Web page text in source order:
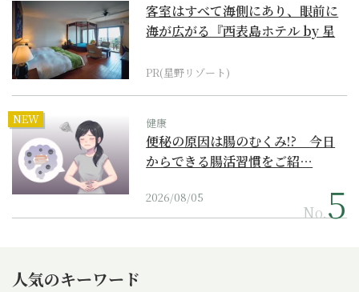
客室はすべて海側にあり、眼前に
海が広がる『西表島ホテル by 星
PR(星野リゾート)
NEW 健康
便秘の原因は腸のむくみ!? 今日
からできる腸活習慣をご紹…
2026/08/05
No.
人気のキーワード